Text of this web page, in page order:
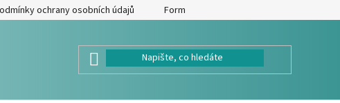
ochrany osobních údajů Formulář pro odstoupení od kupní smlouvy